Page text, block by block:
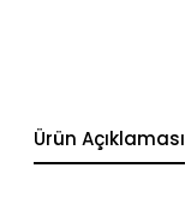
Ürün Açıklaması